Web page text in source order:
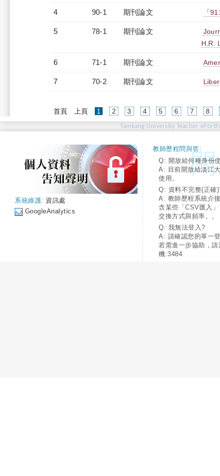
4 90-1 期刊論文 「
5 78-1 期刊論文
H.R.
6 71-1 期刊論文
7 70-2 期刊論文
首頁 上頁 1 (current)
2 3 4 5 6 7 8
Tamkang University Teacher
系統維護: 資訊處
GoogleAnalytics
教師歷程問與答:
Q: 開放給何種身份
A: 目前開放給淡江
使用。
Q: 資料不完整(正確
A: 教師歷程系統介
含某些「CSV匯入
交換方式與頻率。。
Q: 我無法登入?
A: 請確認您的單一
若需進一步協助，
機:3484